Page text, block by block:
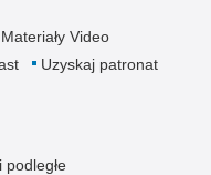
Materiały Video
Uzyskaj patronat